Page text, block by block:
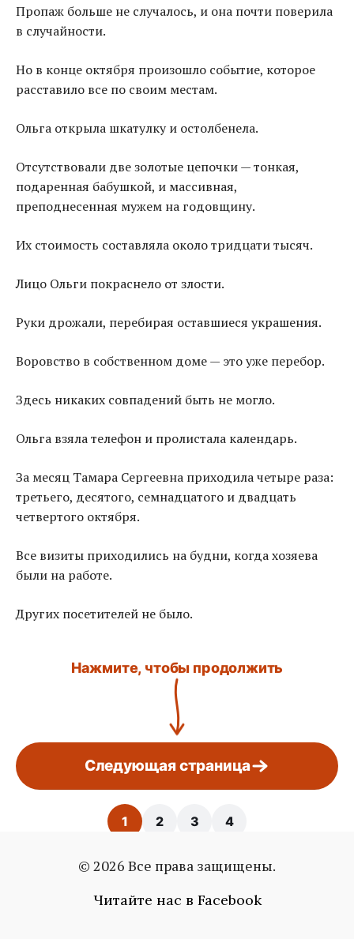
Пропаж больше не случалось, и она почти поверила
в случайности.
Но в конце октября произошло событие, которое
расставило все по своим местам.
Ольга открыла шкатулку и остолбенела.
Отсутствовали две золотые цепочки — тонкая,
подаренная бабушкой, и массивная,
преподнесенная мужем на годовщину.
Их стоимость составляла около тридцати тысяч.
Лицо Ольги покраснело от злости.
Руки дрожали, перебирая оставшиеся украшения.
Воровство в собственном доме — это уже перебор.
Здесь никаких совпадений быть не могло.
Ольга взяла телефон и пролистала календарь.
За месяц Тамара Сергеевна приходила четыре раза:
третьего, десятого, семнадцатого и двадцать
четвертого октября.
Все визиты приходились на будни, когда хозяева
были на работе.
Других посетителей не было.
Нажмите, чтобы продолжить
Следующая страница
1 2 3 4
Страница: 1 / 4
© 2026 Все права защищены.
Читайте нас в Facebook